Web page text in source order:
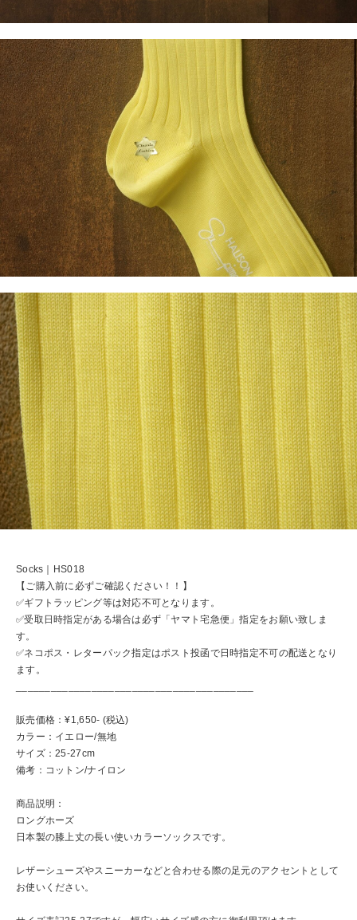
Socks｜HS018
【ご購入前に必ずご確認ください！！】
✅ギフトラッピング等は対応不可となります。
✅受取日時指定がある場合は必ず「ヤマト宅急便」指定をお願い致しま
す。
✅ネコポス・レターパック指定はポスト投函で日時指定不可の配送となり
ます。
販売価格：¥1,650- (税込)
カラー：イエロー/無地
サイズ：25-27cm
備考：コットン/ナイロン
商品説明：
ロングホーズ
日本製の膝上丈の長い使いカラーソックスです。
レザーシューズやスニーカーなどと合わせる際の足元のアクセントとして
お使いください。